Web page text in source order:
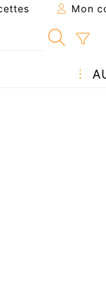
Mon
ami à